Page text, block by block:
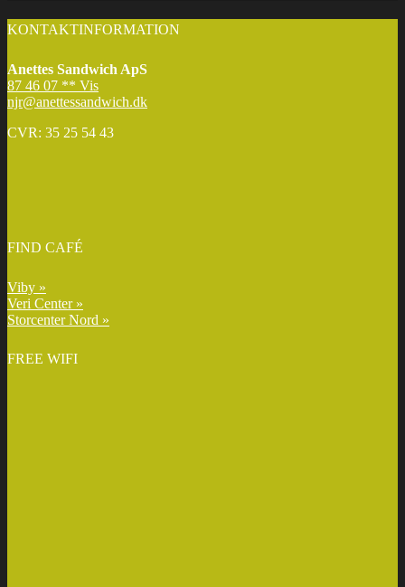
KONTAKTINFORMATION
Anettes Sandwich ApS
87 46 07 ** Vis
njr@anettessandwich.dk
CVR: 35 25 54 43
FIND CAFÉ
Viby »
Veri Center »
Storcenter Nord »
FREE WIFI